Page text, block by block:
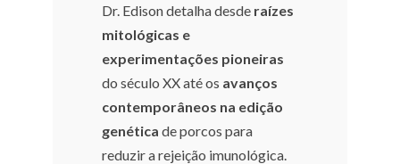
Dr. Edison detalha desde raízes
mitológicas e
experimentações pioneiras
do século XX até os avanços
contemporâneos na edição
genética de porcos para
reduzir a rejeição imunológica.